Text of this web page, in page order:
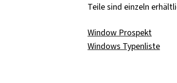
Teile sind einzeln
Window Prospekt
Windows Typenliste